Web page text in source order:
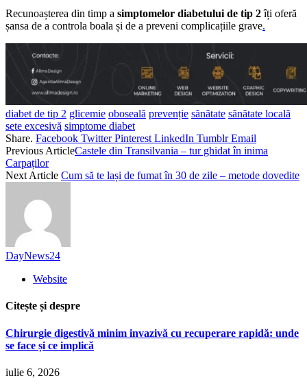
Recunoașterea din timp a simptomelor diabetului de tip 2îți oferă
șansa de a controla boala și de a preveni complicațiile grave.
diabet de tip 2 glicemie oboseală prevenție sănătate sănătate locală
sete excesivă simptome diabet
Share. Facebook Twitter Pinterest LinkedIn Tumblr Email
Previous ArticleCastele din Transilvania – tur ghidat în inima
Carpaților
Next Article Cum să te lași de fumat în 30 de zile – metode dovedite
DayNews24
Website
Citește și despre
Chirurgie digestivă minim invazivă cu recuperare rapidă: unde
se face și ce implică
iulie 6, 2026